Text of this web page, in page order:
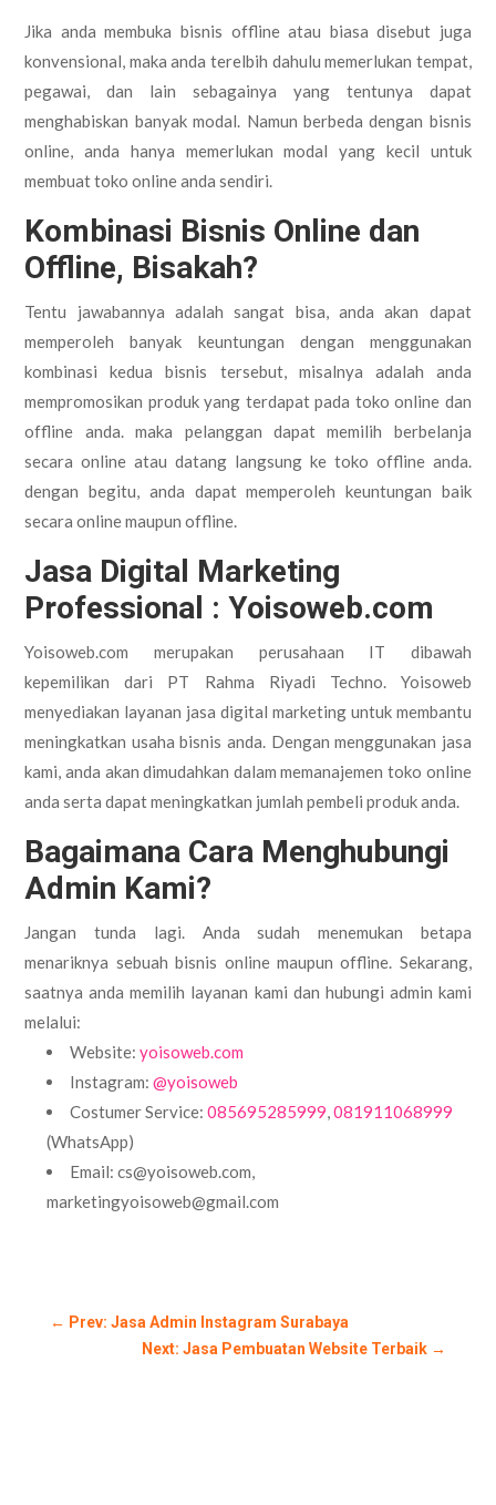
Jika anda membuka bisnis offline atau biasa disebut juga
konvensional, maka anda terelbih dahulu memerlukan tempat,
pegawai, dan lain sebagainya yang tentunya dapat
menghabiskan banyak modal. Namun berbeda dengan bisnis
online, anda hanya memerlukan modal yang kecil untuk
membuat toko online anda sendiri.
Kombinasi Bisnis Online dan
Offline, Bisakah?
Tentu jawabannya adalah sangat bisa, anda akan dapat
memperoleh banyak keuntungan dengan menggunakan
kombinasi kedua bisnis tersebut, misalnya adalah anda
mempromosikan produk yang terdapat pada toko online dan
offline anda. maka pelanggan dapat memilih berbelanja
secara online atau datang langsung ke toko offline anda.
dengan begitu, anda dapat memperoleh keuntungan baik
secara online maupun offline.
Jasa Digital Marketing
Professional : Yoisoweb.com
Yoisoweb.com merupakan perusahaan IT dibawah
kepemilikan dari PT Rahma Riyadi Techno. Yoisoweb
menyediakan layanan jasa digital marketing untuk membantu
meningkatkan usaha bisnis anda. Dengan menggunakan jasa
kami, anda akan dimudahkan dalam memanajemen toko online
anda serta dapat meningkatkan jumlah pembeli produk anda.
Bagaimana Cara Menghubungi
Admin Kami?
Jangan tunda lagi. Anda sudah menemukan betapa
menariknya sebuah bisnis online maupun offline. Sekarang,
saatnya anda memilih layanan kami dan hubungi admin kami
melalui:
Website:yoisoweb.com
Instagram:@yoisoweb
Costumer Service:085695285999,081911068999
(WhatsApp)
Email: cs@yoisoweb.com,
marketingyoisoweb@gmail.com
← Prev: Jasa Admin Instagram Surabaya
Next: Jasa Pembuatan Website Terbaik →